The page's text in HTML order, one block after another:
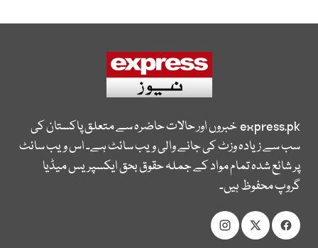
express.pkخبروں اور حالات حاضرہ سے متعلق پاکستان کی
سب سے زیادہ وزٹ کی جانے والی ویب سائٹ ہے۔ اس ویب سائٹ
پر شائع شدہ تمام مواد کے جملہ حقوق بحق ایکسپریس میڈیا
گروپ محفوظ ہیں۔